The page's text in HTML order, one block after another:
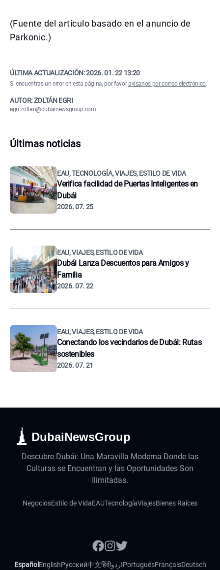
(Fuente del artículo basado en el anuncio de
Parkonic.)
ÚLTIMA ACTUALIZACIÓN:2026. 01. 22 13:20
Si encuentras un error en esta página, por favoravísanos por correo electrónico.
AUTOR: ZOLTÁN EGRI
egri.zoltan@dubainewsgroup.com
Últimas noticias
EAU, TECNOLOGÍA, VIAJES, ESTILO DE VIDA
Verifica facilidad de Puertas Inteligentes en
Dubái
2026. 07. 25
EAU, VIAJES, ESTILO DE VIDA
Dubái Lanza Descuentos para Amigos y
Familia
2026. 07. 22
EAU, VIAJES, ESTILO DE VIDA
Conectando los vecindarios de Dubái: Rutas
sostenibles
2026. 07. 21
DubaiNewsGroup
Descubre Dubái: Una Maravilla Moderna Donde las
Culturas se Encuentran y las Oportunidades Son
Ilimitadas.
NegociosEstilo de VidaEAUTecnologíaViajesBienes Raíces
Español EnglishРусский中文हिंदीاردوPortuguêsFrançaisDeutsch